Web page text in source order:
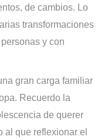
de cambios. Lo
transformaciones
y con
gran carga familiar
Recuerdo la
de querer
al que reflexionar el